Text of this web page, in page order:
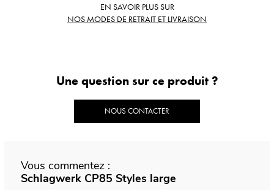
EN SAVOIR PLUS SUR
NOS MODES DE RETRAIT ET LIVRAISON
Une question sur ce produit ?
NOUS CONTACTER
Vous commentez :
Schlagwerk CP85 Styles large